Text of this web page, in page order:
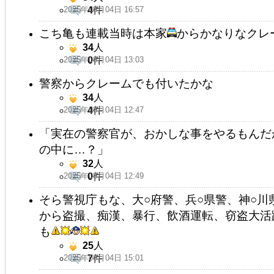
2025年08月04日 16:57
4件
こち亀も連載当時は本家 からかなりなク
2025年08月04日 13:03
34人
0件
警察からクレームでも付いたかな
2025年08月04日 12:47
34人
4件
「実在の警察官が、おかしな事をやるもん
の中に…？」
2025年08月04日 12:49
32人
0件
そら警視庁もな、大○府警、兵○県警、神○
から盗撮、痴漢、暴行、飲酒運転、窃盗大
も
2025年08月04日 15:01
25人
7件